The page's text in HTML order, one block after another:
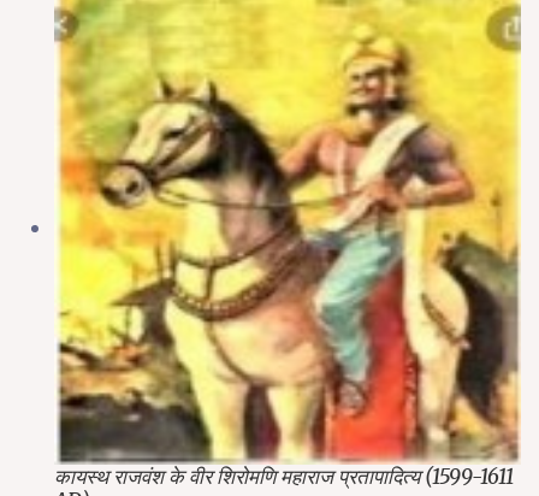
कायस्थ राजवंश के वीर शिरोमणि महाराज प्रतापादित्य (1599-1611